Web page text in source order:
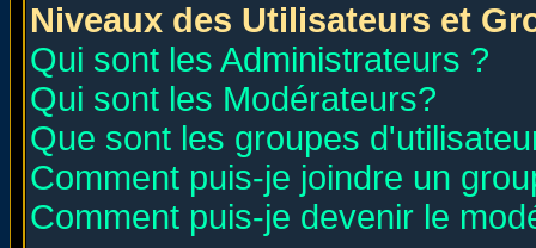
Niveaux des Utilisateurs et
Qui sont les Administrateurs ?
Qui sont les Modérateurs?
Que sont les groupes
Comment puis-je joindre un
Comment puis-je devenir le